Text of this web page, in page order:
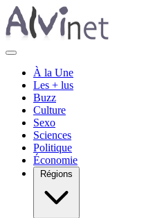
À la Une
Les + lus
Buzz
Culture
Sexo
Sciences
Politique
Économie
Régions